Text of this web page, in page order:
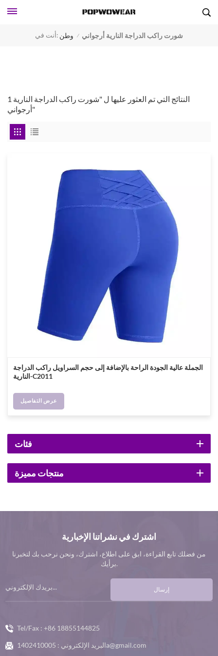
أنت في: وطن / شورت راكب الدراجة النارية أرجواني
1 النتائج التي تم العثور عليها ل "شورت راكب الدراجة النارية
أرجواني"
الجملة عالية الجودة الراحة بالإضافة إلى حجم السراويل راكب الدراجة
النارية-C2011
عرض التفاصيل
فئات
منتجات مميزة
اشترك في نشراتنا الإخبارية
من فضلك تابع القراءة، ابق على اطلاع، اشترك، ونحن نرحب بك لتخبرنا
برأيك.
إرسال
Tel/Fax : +86 18855144825
البريد الإلكتروني :1402410005a@gmail.com